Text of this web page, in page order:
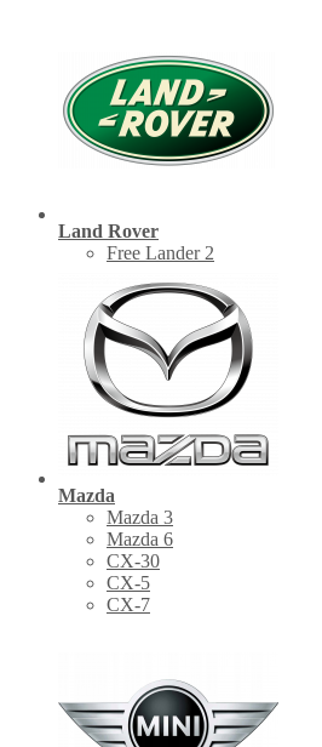
Land Rover
Free Lander 2
Mazda
Mazda 3
Mazda 6
CX-30
СХ-5
CX-7